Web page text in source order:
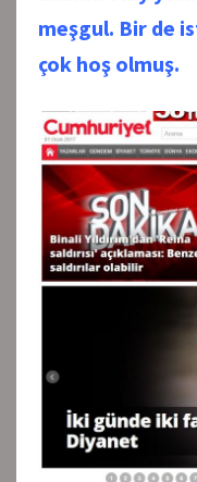
meşgul. Bir de
çok hoş olmuş.